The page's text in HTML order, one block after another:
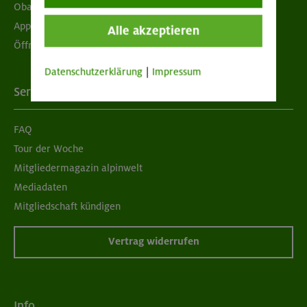
Obacht geben!
App "Mein DAV+"
Öffnungszeiten
Services
FAQ
Tour der Woche
Mitgliedermagazin alpinwelt
Mediadaten
Mitgliedschaft kündigen
Vertrag widerrufen
Alle akzeptieren
Datenschutzerklärung Impressum